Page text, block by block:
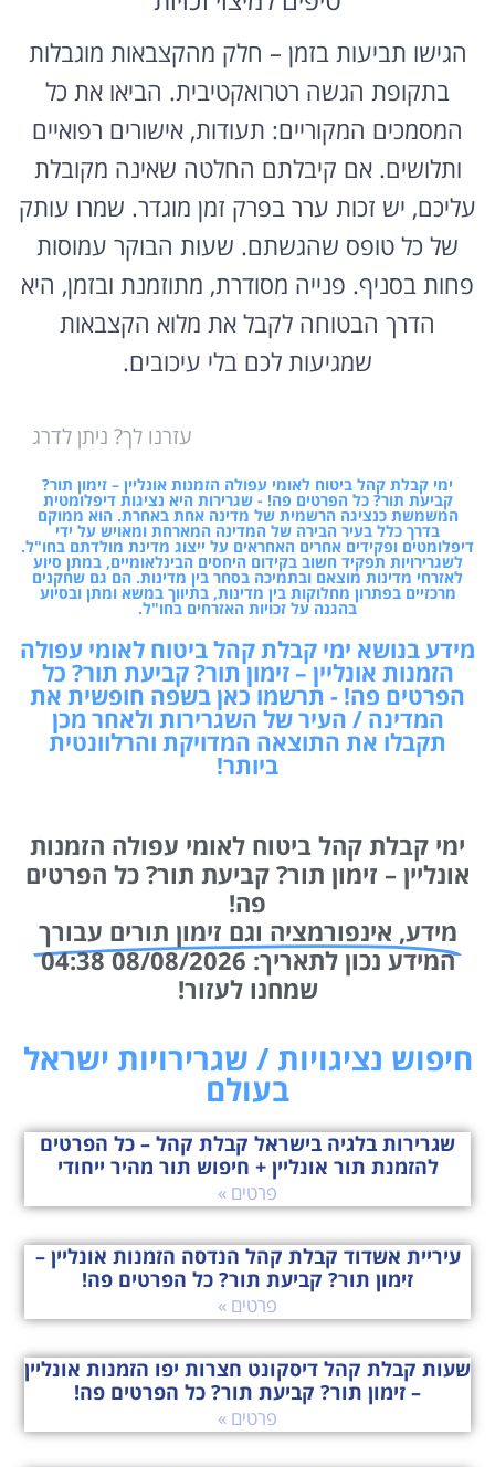
הגישו תביעות בזמן – חלק מהקצבאות מוגבלות
בתקופת הגשה רטרואקטיבית. הביאו את כל
המסמכים המקוריים: תעודות, אישורים רפואיים
ותלושים. אם קיבלתם החלטה שאינה מקובלת
עליכם, יש זכות ערר בפרק זמן מוגדר. שמרו עותק
של כל טופס שהגשתם. שעות הבוקר עמוסות
פחות בסניף. פנייה מסודרת, מתוזמנת ובזמן, היא
הדרך הבטוחה לקבל את מלוא הקצבאות
שמגיעות לכם בלי עיכובים.
עזרנו לך? ניתן לדרג
ימי קבלת קהל ביטוח לאומי עפולה הזמנות אונליין – זימון תור?
קביעת תור? כל הפרטים פה! - שגרירות היא נציגות דיפלומטית
המשמשת כנציגה הרשמית של מדינה אחת באחרת. הוא ממוקם
בדרך כלל בעיר הבירה של המדינה המארחת ומאויש על ידי
דיפלומטים ופקידים אחרים האחראים על ייצוג מדינת מולדתם בחו"ל.
לשגרירויות תפקיד חשוב בקידום היחסים הבינלאומיים, במתן סיוע
לאזרחי מדינות מוצאם ובתמיכה בסחר בין מדינות. הם גם שחקנים
מרכזיים בפתרון מחלוקות בין מדינות, בתיווך במשא ומתן ובסיוע
בהגנה על זכויות האזרחים בחו"ל.
מידע בנושא ימי קבלת קהל ביטוח לאומי עפולה
הזמנות אונליין – זימון תור? קביעת תור? כל
הפרטים פה! - תרשמו כאן בשפה חופשית את
המדינה / העיר של השגרירות ולאחר מכן
תקבלו את התוצאה המדויקת והרלוונטית
ביותר!
ימי קבלת קהל ביטוח לאומי עפולה הזמנות
אונליין – זימון תור? קביעת תור? כל הפרטים
פה!
מידע, אינפורמציה וגם זימון תורים עבורך
המידע נכון לתאריך: 08/08/2026 04:38
שמחנו לעזור!
חיפוש נציגויות / שגרירויות ישראל
בעולם
שגרירות בלגיה בישראל קבלת קהל – כל הפרטים
להזמנת תור אונליין + חיפוש תור מהיר ייחודי
פרטים »
עיריית אשדוד קבלת קהל הנדסה הזמנות אונליין –
זימון תור? קביעת תור? כל הפרטים פה!
פרטים »
שעות קבלת קהל דיסקונט חצרות יפו הזמנות אונליין
– זימון תור? קביעת תור? כל הפרטים פה!
פרטים »